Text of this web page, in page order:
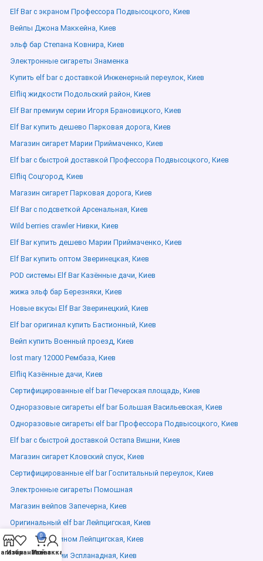
Elf Bar с экраном Профессора Подвысоцкого, Киев
Вейпы Джона Маккейна, Киев
эльф бар Степана Ковнира, Киев
Электронные сигареты Знаменка
Купить elf bar с доставкой Инженерный переулок, Киев
Elfliq жидкости Подольский район, Киев
Elf Bar премиум серии Игоря Брановицкого, Киев
Elf Bar купить дешево Парковая дорога, Киев
Магазин сигарет Марии Приймаченко, Киев
Elf bar с быстрой доставкой Профессора Подвысоцкого, Киев
Elfliq Соцгород, Киев
Магазин сигарет Парковая дорога, Киев
Elf Bar с подсветкой Арсенальная, Киев
Wild berries crawler Нивки, Киев
Elf Bar купить дешево Марии Приймаченко, Киев
Elf Bar купить оптом Зверинецкая, Киев
POD системы Elf Bar Казённые дачи, Киев
жижа эльф бар Березняки, Киев
Новые вкусы Elf Bar Зверинецкий, Киев
Elf bar оригинал купить Бастионный, Киев
Вейп купить Военный проезд, Киев
lost mary 12000 Рембаза, Киев
Elfliq Казённые дачи, Киев
Сертифицированные elf bar Печерская площадь, Киев
Одноразовые сигареты elf bar Большая Васильевская, Киев
Одноразовые сигареты elf bar Профессора Подвысоцкого, Киев
Elf bar с быстрой доставкой Остапа Вишни, Киев
Магазин сигарет Кловский спуск, Киев
Сертифицированные elf bar Госпитальный переулок, Киев
Электронные сигареты Помошная
Магазин вейпов Запечерна, Киев
Оригинальный elf bar Лейпцигская, Киев
Elf Bar с никотином Лейпцигская, Киев
Elf Bar в наличии Эспланадная, Киев
Избранное
0
Заказ
Мой аккаунт